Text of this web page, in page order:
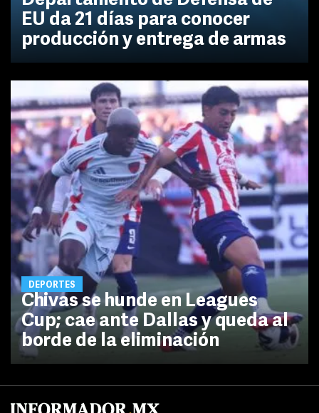
EU da 21 días para conocer
producción y entrega de armas
DEPORTES
Chivas se hunde en Leagues
Cup; cae ante Dallas y queda al
borde de la eliminación